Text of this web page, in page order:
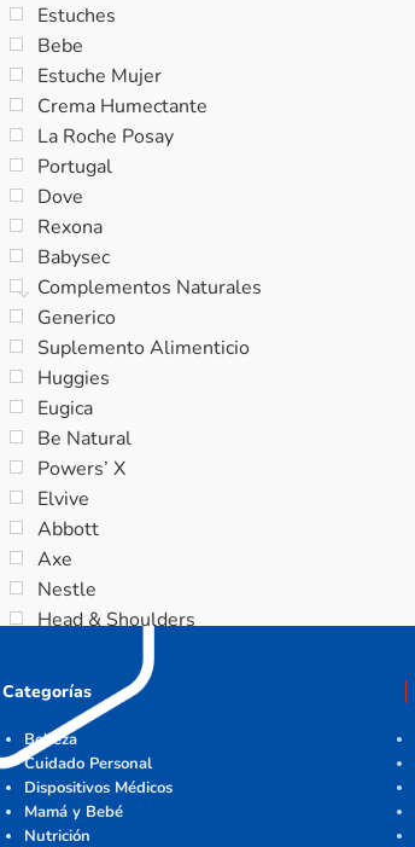
Estuches
Bebe
Estuche Mujer
Crema Humectante
La Roche Posay
Portugal
Dove
Rexona
Babysec
Complementos Naturales
Generico
Suplemento Alimenticio
Huggies
Eugica
Be Natural
Powers’ X
Elvive
Abbott
Axe
Nestle
Head & Shoulders
Categorías
Belleza
Cuidado Personal
Dispositivos Médicos
Mamá y Bebé
Nutrición